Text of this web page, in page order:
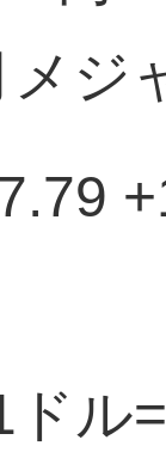
ジ
ル